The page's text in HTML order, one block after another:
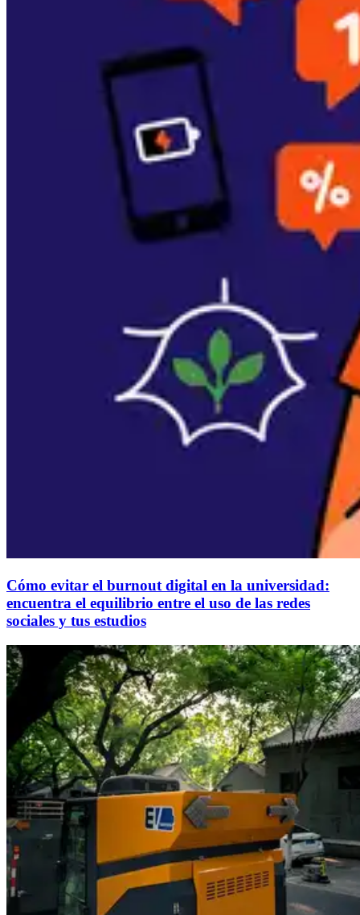
Cómo evitar el burnout digital en la universidad:
encuentra el equilibrio entre el uso de las redes
sociales y tus estudios